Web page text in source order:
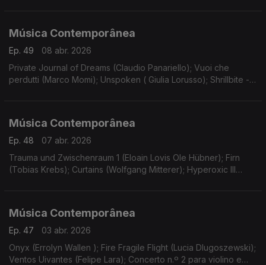
Música Contemporânea
Ep. 49
08 abr. 2026
Private Journal of Dreams (Claudio Panariello); Vuoi che
perdutti (Marco Momi); Unspoken ( Giulia Lorusso); Shrillbite -
Música Contemporânea
Ep. 48
07 abr. 2026
Trauma und Zwischenraum 1 (Eloain Lovis Ole Hübner); Firn
(Tobias Krebs); Curtains (Wolfgang Mitterer); Hyperoxic III
Música Contemporânea
Ep. 47
03 abr. 2026
Onyx (Errolyn Wallen ); Fire Fragile Flight (Lucia Dlugoszewski);
Ventos Uivantes (Felipe Lara); Concerto n.º 2 para violino e